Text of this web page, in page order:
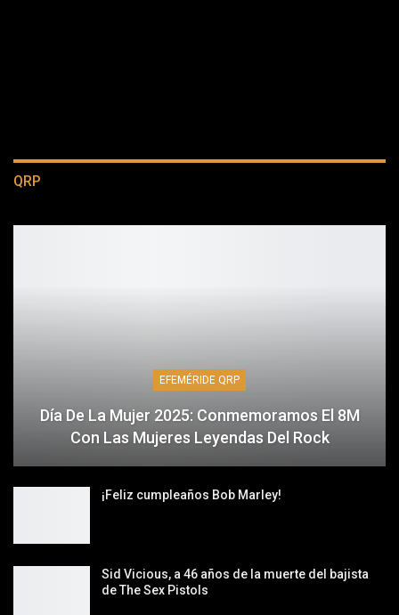
QRP
EFEMÉRIDE QRP
Día De La Mujer 2025: Conmemoramos El 8M
Con Las Mujeres Leyendas Del Rock
¡Feliz cumpleaños Bob Marley!
Sid Vicious, a 46 años de la muerte del bajista
de The Sex Pistols